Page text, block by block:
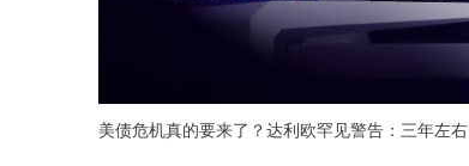
美债危机真的要来了？达利欧罕见警告：三年左右